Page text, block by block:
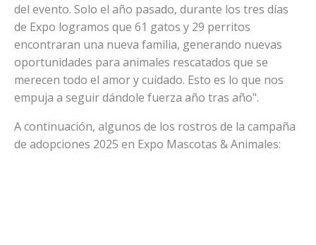
del evento. Solo el año pasado, durante los tres días
de Expo logramos que 61 gatos y 29 perritos
encontraran una nueva familia, generando nuevas
oportunidades para animales rescatados que se
merecen todo el amor y cuidado. Esto es lo que nos
empuja a seguir dándole fuerza año tras año".
A continuación, algunos de los rostros de la campaña
de adopciones 2025 en Expo Mascotas & Animales: